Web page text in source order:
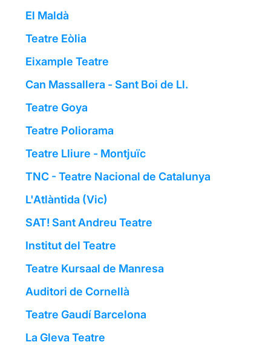
El Maldà
Teatre Eòlia
Eixample Teatre
Can Massallera - Sant Boi de Ll.
Teatre Goya
Teatre Poliorama
Teatre Lliure - Montjuïc
TNC - Teatre Nacional de Catalunya
L'Atlàntida (Vic)
SAT! Sant Andreu Teatre
Institut del Teatre
Teatre Kursaal de Manresa
Auditori de Cornellà
Teatre Gaudí Barcelona
La Gleva Teatre